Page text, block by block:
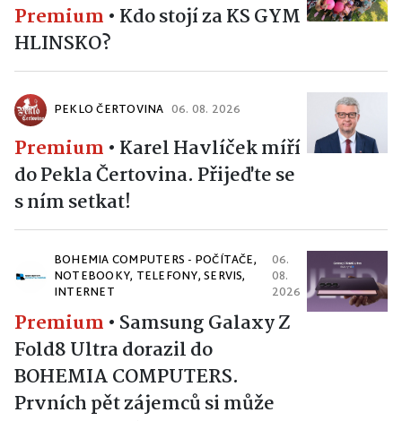
Premium • Kdo stojí za KS GYM
HLINSKO?
PEKLO ČERTOVINA 06. 08. 2026
Premium • Karel Havlíček míří
do Pekla Čertovina. Přijeďte se
s ním setkat!
BOHEMIA COMPUTERS - POČÍTAČE,
NOTEBOOKY, TELEFONY, SERVIS,
INTERNET
06.
08.
2026
Premium • Samsung Galaxy Z
Fold8 Ultra dorazil do
BOHEMIA COMPUTERS.
Prvních pět zájemců si může